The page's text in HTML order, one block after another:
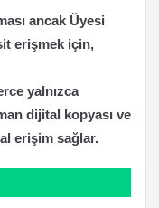
ancak Üyesi
erişmek için,
yalnızca
dijital kopyası ve
erişim sağlar.